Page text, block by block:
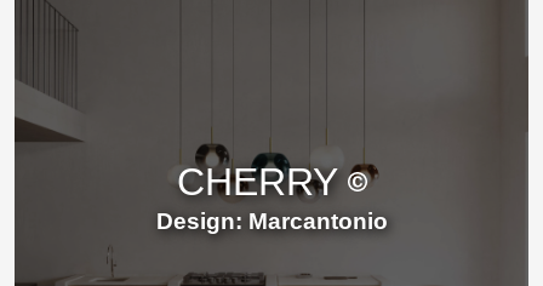
CHERRY
Design: Marcantonio